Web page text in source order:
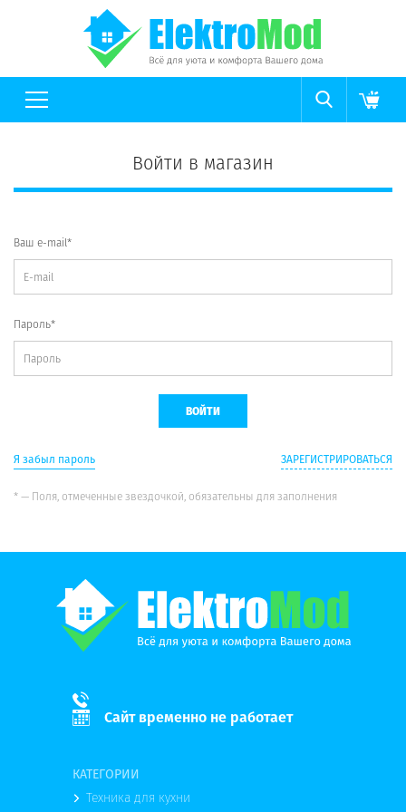
Войти в магазин
Ваш e-mail*
Пароль*
Я забыл пароль ЗАРЕГИСТРИРОВАТЬСЯ
* — Поля, отмеченные звездочкой, обязательны для заполнения
Сайт временно не работает
КАТЕГОРИИ
Техника для кухни